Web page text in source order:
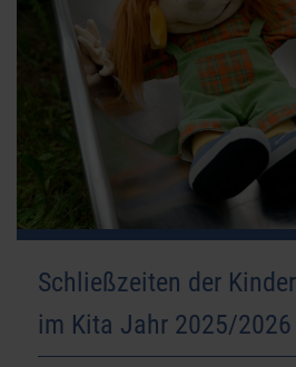
Schließzeiten der
im Kita Jahr 2025/2026